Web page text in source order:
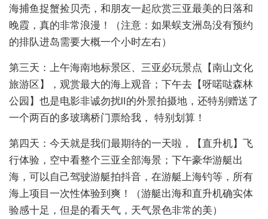
海捕鱼捉蟹捡贝壳，和朋友一起欣赏三亚最美的日落和
晚霞，真的非常浪漫！（注意：如果蜈支洲岛没有预约
的排队进岛需要大概一个小时左右）
第三天：上午海南地标景区、三亚必玩景点【南山文化
旅游区】，观赏最大的海上观音；下午去【呀喏哒森林
公园】也是电影非诚勿扰Ⅱ的外景拍摄地，还特别赠送了
一个两百的多玻璃桥门票给我， 特别划算！
第四天：今天就是我们最期待的一天啦，【直升机】飞
行体验，空中看整个三亚全部海景；下午豪华游艇出
海，可以自己驾驶游艇拍抖音，在游艇上海钓等，所有
海上项目一次性体验到爽！（游艇出海和直升机确实体
验感十足，但是的看天气，天气景色非常的美）